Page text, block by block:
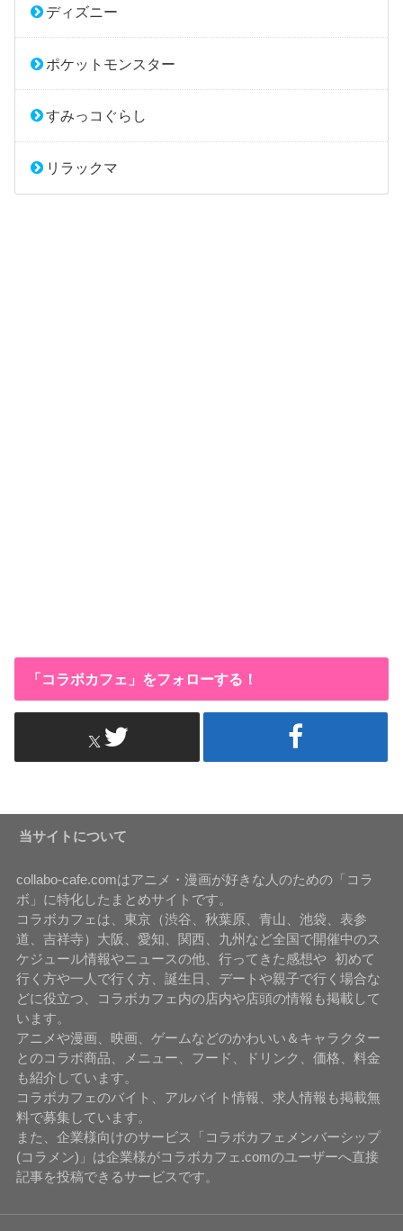
ディズニー
ポケットモンスター
すみっコぐらし
リラックマ
「コラボカフェ」をフォローする！
当サイトについて
collabo-cafe.comはアニメ・漫画が好きな人のための「コラ
ボ」に特化したまとめサイトです。
コラボカフェは、東京（渋谷、秋葉原、青山、池袋、表参
道、吉祥寺）大阪、愛知、関西、九州など全国で開催中のス
ケジュール情報やニュースの他、行ってきた感想や 初めて
行く方や一人で行く方、誕生日、デートや親子で行く場合な
どに役立つ、コラボカフェ内の店内や店頭の情報も掲載して
います。
アニメや漫画、映画、ゲームなどのかわいい＆キャラクター
とのコラボ商品、メニュー、フード、ドリンク、価格、料金
も紹介しています。
コラボカフェのバイト、アルバイト情報、求人情報も掲載無
料で募集しています。
また、企業様向けのサービス「コラボカフェメンバーシップ
(コラメン)」は企業様がコラボカフェ.comのユーザーへ直接
記事を投稿できるサービスです。